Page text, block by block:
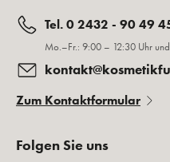
Tel. 0 2432 - 90 49
Mo.–Fr.: 9:00 – 12:30 Uhr
Zum Kontaktformular
Folgen Sie uns